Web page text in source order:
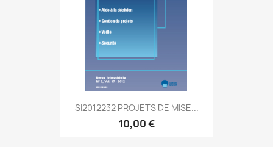
SI2012232 PROJETS DE MISE...
10,00 €